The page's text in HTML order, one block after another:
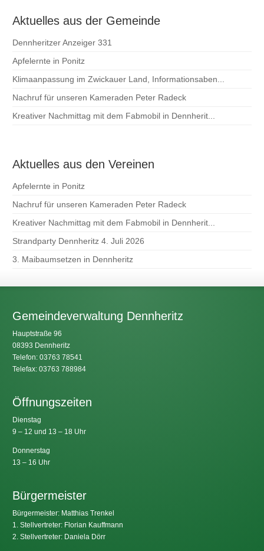
Aktuelles aus der Gemeinde
Dennheritzer Anzeiger 331
Apfelernte in Ponitz
Klimaanpassung im Zwickauer Land, Informationsaben...
Nachruf für unseren Kameraden Peter Radeck
Kreativer Nachmittag mit dem Fabmobil in Dennherit...
Aktuelles aus den Vereinen
Apfelernte in Ponitz
Nachruf für unseren Kameraden Peter Radeck
Kreativer Nachmittag mit dem Fabmobil in Dennherit...
Strandparty Dennheritz 4. Juli 2026
3. Maibaumsetzen in Dennheritz
Gemeindeverwaltung Dennheritz
Hauptstraße 96
08393 Dennheritz
Telefon: 03763 78541
Telefax: 03763 788984
Öffnungszeiten
Dienstag
9 – 12 und 13 – 18 Uhr
Donnerstag
13 – 16 Uhr
Bürgermeister
Bürgermeister: Matthias Trenkel
1. Stellvertreter: Florian Kauffmann
2. Stellvertreter: Daniela Dörr